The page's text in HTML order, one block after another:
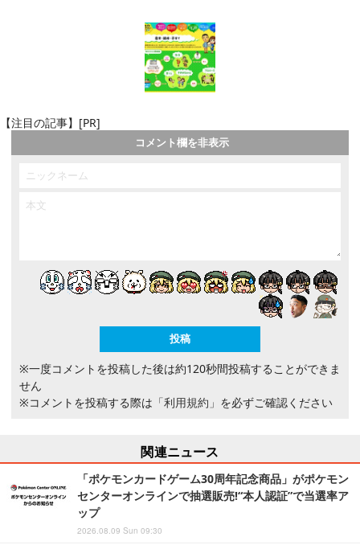
【注目の記事】[PR]
コメント欄を非表示
※一度コメントを投稿した後は約120秒間投稿することができま
せん
※コメントを投稿する際は 「利用規約」 を必ずご確認ください
関連ニュース
「ポケモンカードゲーム30周年記念商品」がポケモン
センターオンラインで抽選販売!“本人認証”で当選率ア
ップ
2026.08.09 Sun 09:30